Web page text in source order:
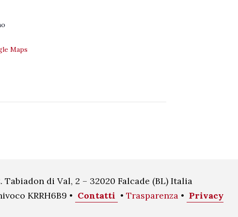
Maps
Tabiadon di Val, 2 – 32020 Falcade (BL) Italia
KRRH6B9 • Contatti • Trasparenza• Privacy